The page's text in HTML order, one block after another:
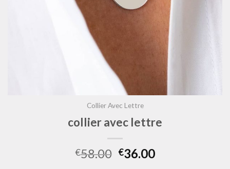
Collier Avec Lettre
collier avec lettre
€58.00 €36.00